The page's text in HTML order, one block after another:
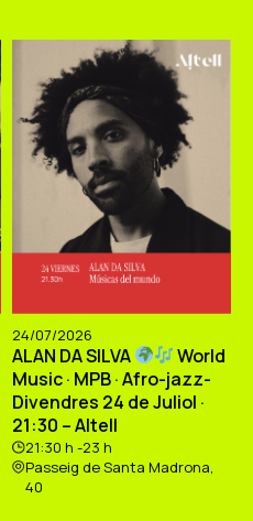
24/07/2026
ALAN DA SILVA
World
Music · MPB · Afro-jazz-
Divendres 24 de Juliol ·
21:30 – Altell
21:30 h -23 h
Passeig de Santa Madrona,
40